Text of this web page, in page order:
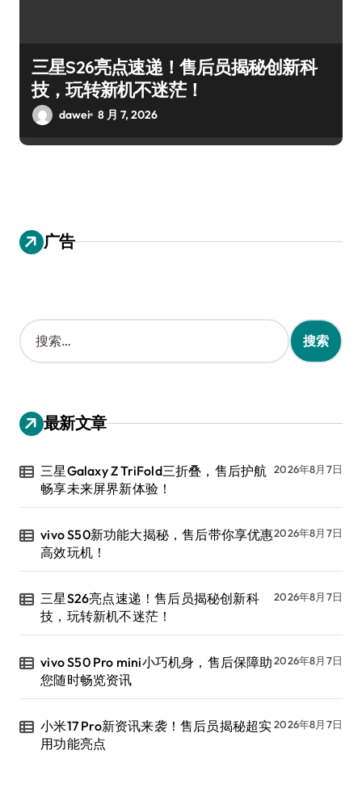
三星S26亮点速递！售后员揭秘创新科
技，玩转新机不迷茫！
dawei 8 月 7, 2026
广告
搜
索
：
最新文章
三星Galaxy Z TriFold三折叠，售后护航
畅享未来屏界新体验！
2026年8月7日
vivo S50新功能大揭秘，售后带你享优惠
高效玩机！
2026年8月7日
三星S26亮点速递！售后员揭秘创新科
技，玩转新机不迷茫！
2026年8月7日
vivo S50 Pro mini小巧机身，售后保障助
您随时畅览资讯
2026年8月7日
小米17 Pro新资讯来袭！售后员揭秘超实
用功能亮点
2026年8月7日